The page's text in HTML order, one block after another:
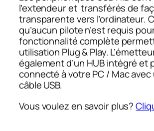
l’extendeur et transférés de
transparente vers l’ordinateur.
qu’aucun pilote n’est requis
fonctionnalité complète
utilisation Plug & Play.
également d’un HUB intégré et
connecté à votre PC / Mac avec
câble USB.
Vous voulez en savoir plus?